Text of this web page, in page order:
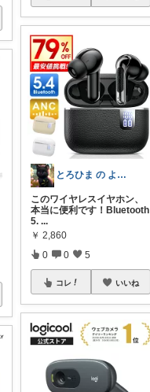
とろひま の よろず屋～お得な商品たち～
このワイヤレスイヤホン、
本当に便利です！Bluetooth
5. ...
￥ 2,860
0 0 5
コレ いいね